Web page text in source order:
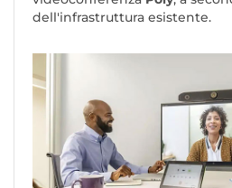
dell'infrastruttura esistente.